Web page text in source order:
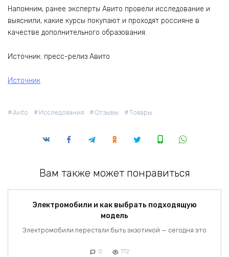
Напомним, ранее эксперты Авито провели исследование и
выяснили, какие курсы покупают и проходят россияне в
качестве дополнительного образования.
Источник: пресс-релиз Авито
Источник
Avito Исследования Отзывы Товары
Вам также может понравиться
Электромобили и как выбрать подходящую
модель
Электромобили перестали быть экзотикой — сегодня это
0 772